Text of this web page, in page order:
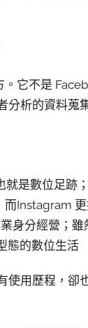
。它不是
分析的資料蒐
就是數位足跡
Instagram 更
身分經營；
態的數位生活
使用歷程，卻